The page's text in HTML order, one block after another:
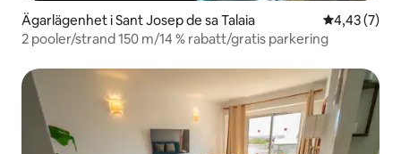
Ägarlägenhet i Sant Josep de sa Talaia 4,43 av 5 i
4,43 (7)
2 pooler/strand 150 m/14 % rabatt/gratis parkering